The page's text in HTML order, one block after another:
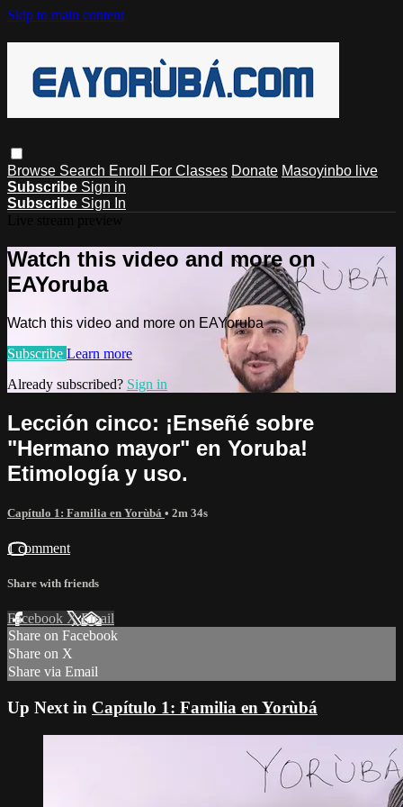
Skip to main content
Browse Search Enroll For Classes Donate Masoyinbo live
Subscribe Sign in
Subscribe Sign In
Watch this video and more on
EAYoruba
Watch this video and more on EAYoruba
Subscribe Learn more
Already subscribed? Sign in
Lección cinco: ¡Enseñé sobre
"Hermano mayor" en Yoruba!
Etimología y uso.
Capítulo 1: Familia en Yorùbá • 2m 34s
1 comment
Share with friends
Facebook XEmail
Share on Facebook
Share on X
Share via Email
Up Next in Capítulo 1: Familia en Yorùbá